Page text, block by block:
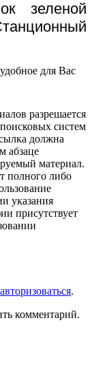
зеленой
для Вас
разрешается
систем
должна
абзаце
материал.
полного либо
указания
присутствует
авторизоваться.
комментарий.